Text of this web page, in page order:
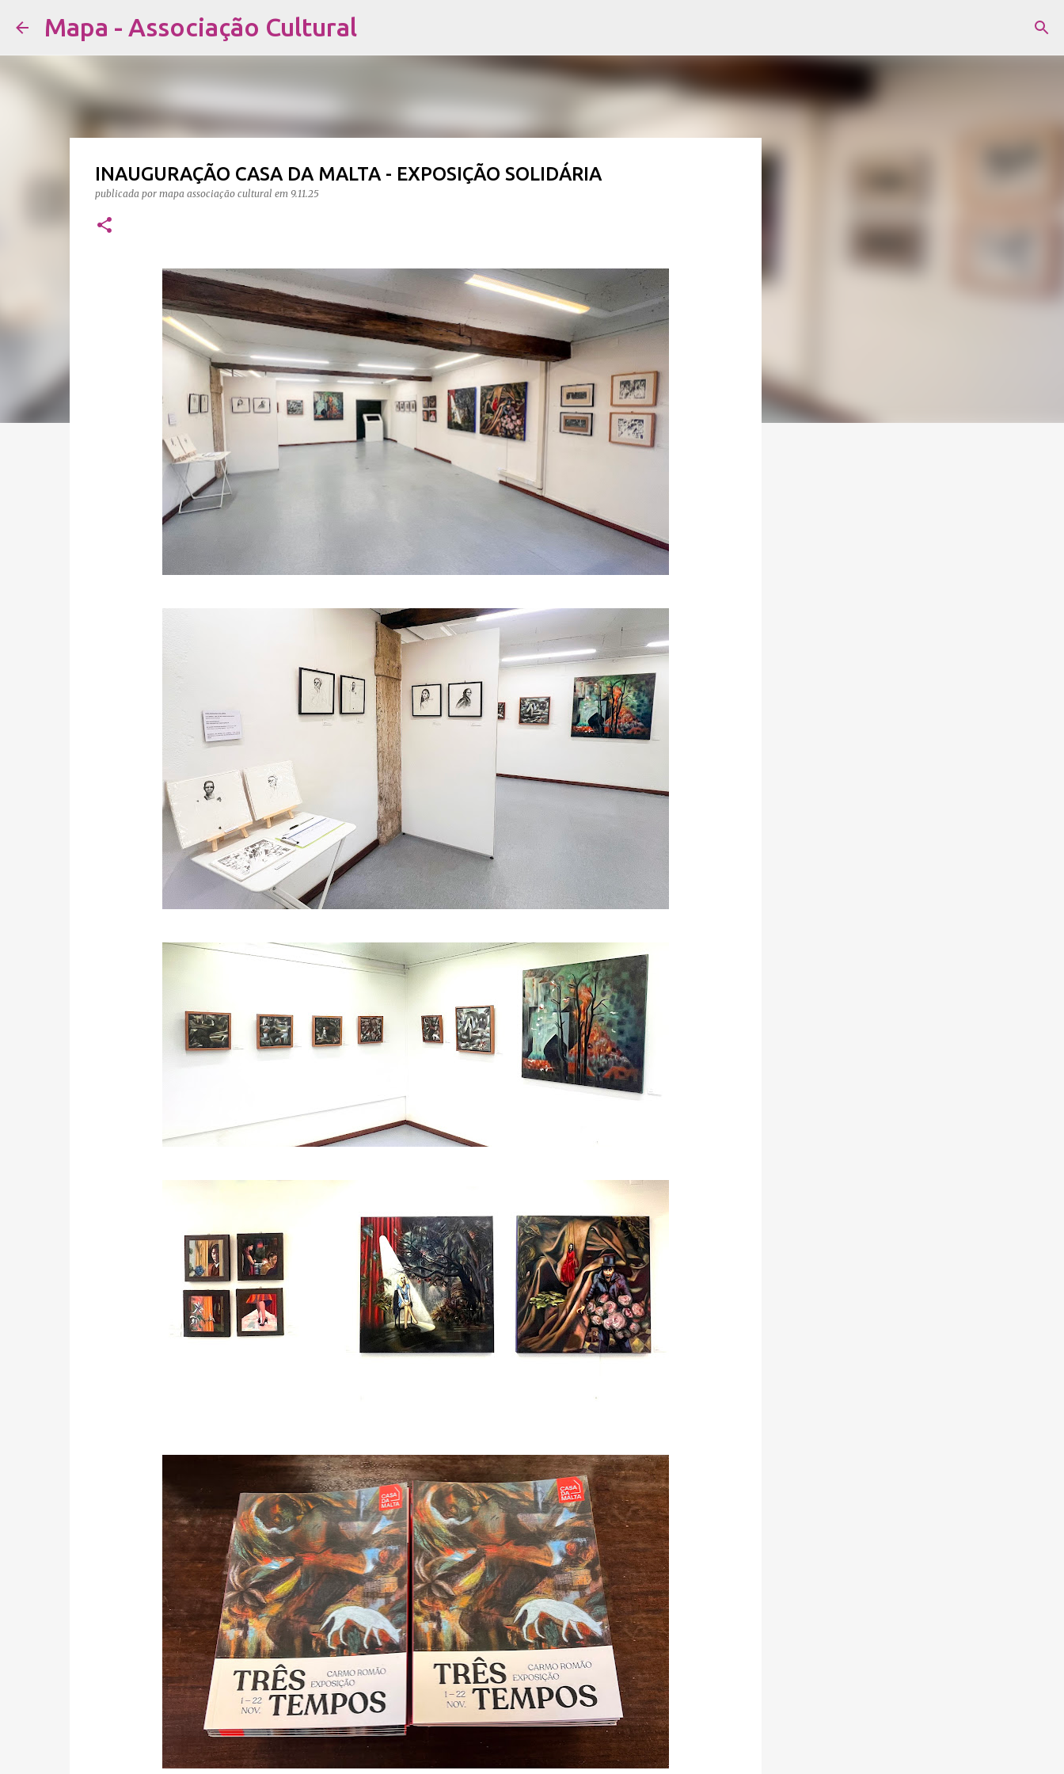
Mapa - Associação Cultural
INAUGURAÇÃO CASA DA MALTA - EXPOSIÇÃO SOLIDÁRIA
publicada por mapa associação cultural em 9.11.25